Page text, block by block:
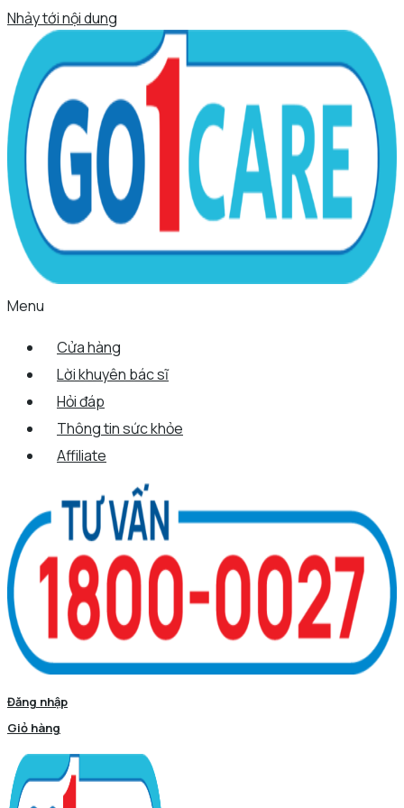
Nhảy tới nội dung
Menu
Cửa hàng
Lời khuyên bác sĩ
Hỏi đáp
Thông tin sức khỏe
Affiliate
Đăng nhập
Giỏ hàng